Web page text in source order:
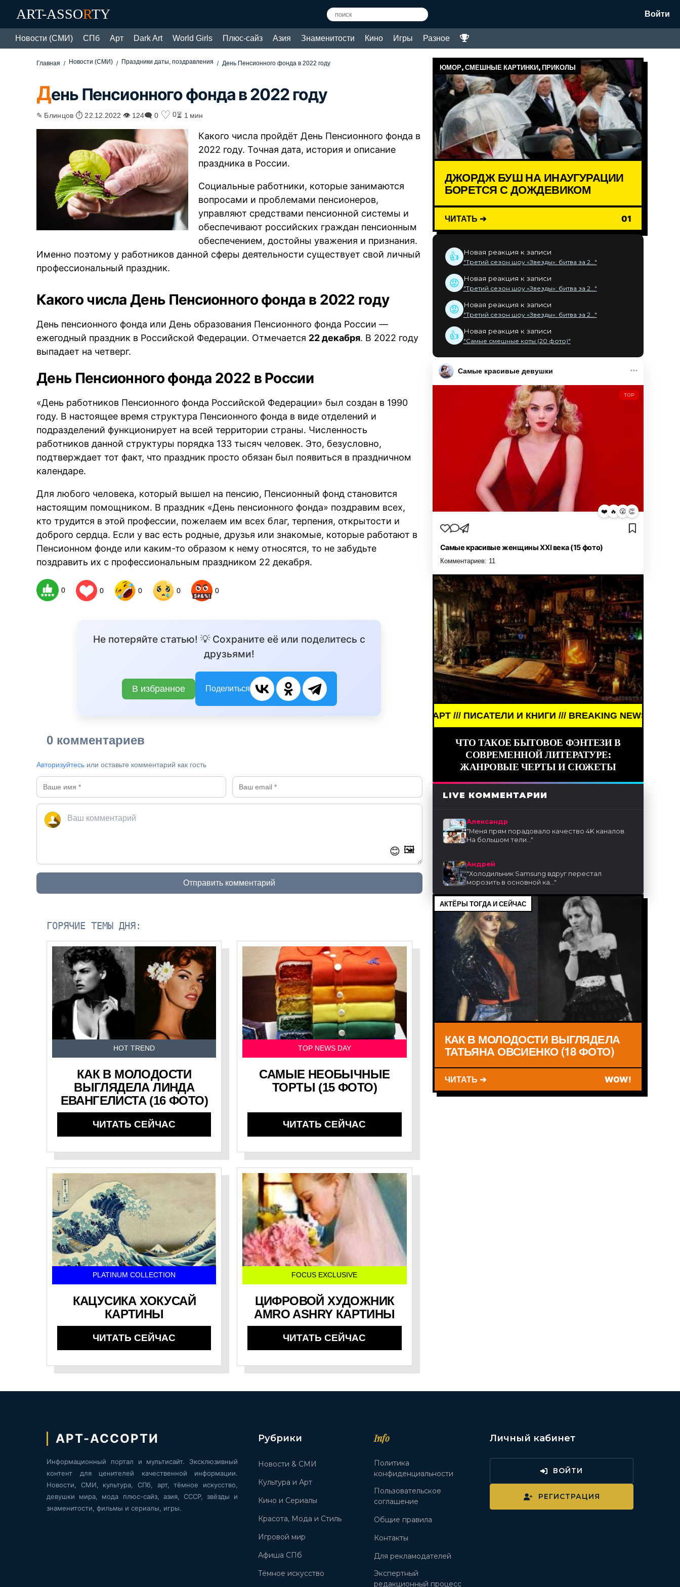
ART-ASSORTY Войти
Новости (СМИ) СПб Арт Dark Art World Girls Плюс-сайз Азия Знаменитости Кино Игры Разное
Главная Новости (СМИ) Праздники даты, поздравления День Пенсионного фонда в 2022 году
День Пенсионного фонда в 2022 году
✎ Блинцов ⏱ 22.12.2022 👁 124🗨 0 ♡ 0⏳ 1 мин
Какого числа пройдёт День Пенсионного фонда в
2022 году. Точная дата, история и описание
праздника в России.
Социальные работники, которые занимаются
вопросами и проблемами пенсионеров,
управляют средствами пенсионной системы и
обеспечивают российских граждан пенсионным
обеспечением, достойны уважения и признания.
Именно поэтому у работников данной сферы деятельности существует свой личный
профессиональный праздник.
Какого числа День Пенсионного фонда в 2022 году
День пенсионного фонда или День образования Пенсионного фонда России —
ежегодный праздник в Российской Федерации. Отмечается 22 декабря. В 2022 году
выпадает на четверг.
День Пенсионного фонда 2022 в России
«День работников Пенсионного фонда Российской Федерации» был создан в 1990
году. В настоящее время структура Пенсионного фонда в виде отделений и
подразделений функционирует на всей территории страны. Численность
работников данной структуры порядка 133 тысяч человек. Это, безусловно,
подтверждает тот факт, что праздник просто обязан был появиться в праздничном
календаре.
Для любого человека, который вышел на пенсию, Пенсионный фонд становится
настоящим помощником. В праздник «День пенсионного фонда» поздравим всех,
кто трудится в этой профессии, пожелаем им всех благ, терпения, открытости и
доброго сердца. Если у вас есть родные, друзья или знакомые, которые работают в
Пенсионном фонде или каким-то образом к нему относятся, то не забудьте
поздравить их с профессиональным праздником 22 декабря.
0 0 0 0 0
Не потеряйте статью! 💡 Сохраните её или поделитесь с
друзьями!
В избранное Поделиться
0 комментариев
Авторизуйтесь или оставьте комментарий как гость
😊 🖼️
Отправить комментарий
ГОРЯЧИЕ ТЕМЫ ДНЯ:
HOT TREND
КАК В МОЛОДОСТИ
ВЫГЛЯДЕЛА ЛИНДА
ЕВАНГЕЛИСТА (16 ФОТО)
ЧИТАТЬ СЕЙЧАС
TOP NEWS DAY
САМЫЕ НЕОБЫЧНЫЕ
ТОРТЫ (15 ФОТО)
ЧИТАТЬ СЕЙЧАС
PLATINUM COLLECTION
КАЦУСИКА ХОКУСАЙ
КАРТИНЫ
ЧИТАТЬ СЕЙЧАС
FOCUS EXCLUSIVE
ЦИФРОВОЙ ХУДОЖНИК
AMRO ASHRY КАРТИНЫ
ЧИТАТЬ СЕЙЧАС
ЮМОР, СМЕШНЫЕ КАРТИНКИ, ПРИКОЛЫ
ДЖОРДЖ БУШ НА ИНАУГУРАЦИИ
БОРЕТСЯ С ДОЖДЕВИКОМ
ЧИТАТЬ ➔ 01
👍 Новая реакция к записи
"Третий сезон шоу «Звезды»: битва за 2..."
😡 Новая реакция к записи
"Третий сезон шоу «Звезды»: битва за 2..."
😡 Новая реакция к записи
"Третий сезон шоу «Звезды»: битва за 2..."
👍 Новая реакция к записи
"Самые смешные коты (20 фото)"
Самые красивые девушки
TOP
❤️ 🔥 😮 👏
Самые красивые женщины XXI века (15 фото)
Комментариев: 11
BREAKING NEWS /// АРТ /// ПИСАТЕЛИ И КНИГИ /// BREAKING NEWS /// АРТ ///
ЧТО ТАКОЕ БЫТОВОЕ ФЭНТЕЗИ В
СОВРЕМЕННОЙ ЛИТЕРАТУРЕ:
ЖАНРОВЫЕ ЧЕРТЫ И СЮЖЕТЫ
LIVE КОММЕНТАРИИ
Александр
"Меня прям порадовало качество 4K каналов.
На большом тели..."
Андрей
"Холодильник Samsung вдруг перестал
морозить в основной ка..."
АКТЁРЫ ТОГДА И СЕЙЧАС
КАК В МОЛОДОСТИ ВЫГЛЯДЕЛА
ТАТЬЯНА ОВСИЕНКО (18 ФОТО)
ЧИТАТЬ ➔ WOW!
АРТ-АССОРТИ
Информационный портал и мультисайт. Эксклюзивный
контент для ценителей качественной информации.
Новости, СМИ, культура, СПб, арт, тёмное искусство,
девушки мира, мода плюс-сайз, азия, СССР, звёзды и
знаменитости, фильмы и сериалы, игры.
Рубрики
Новости & СМИ
Культура и Арт
Кино и Сериалы
Красота, Мода и Стиль
Игровой мир
Афиша СПб
Тёмное искусство
Info
Политика
конфиденциальности
Пользовательское
соглашение
Общие правила
Контакты
Для рекламодателей
Экспертный
редакционный процесс
Личный кабинет
ВОЙТИ
РЕГИСТРАЦИЯ